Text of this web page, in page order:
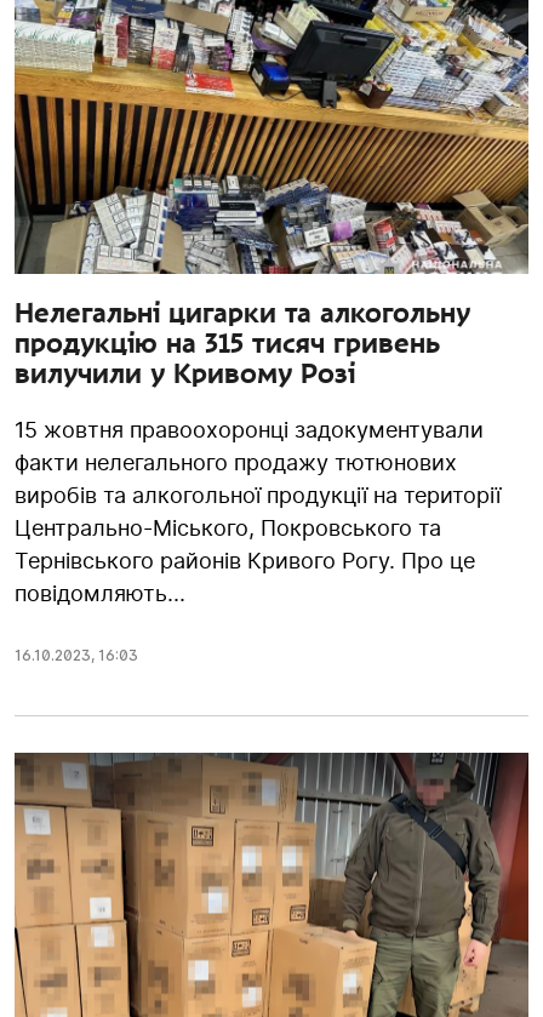
Нелегальні цигарки та алкогольну
продукцію на 315 тисяч гривень
вилучили у Кривому Розі
15 жовтня правоохоронці задокументували
факти нелегального продажу тютюнових
виробів та алкогольної продукції на території
Центрально-Міського, Покровського та
Тернівського районів Кривого Рогу. Про це
повідомляють...
16.10.2023, 16:03